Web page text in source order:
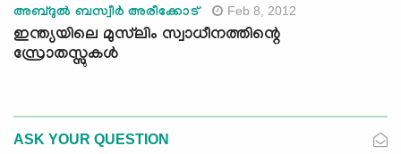
അബ്ദുല്‍ ബസ്വീര്‍ അരീക്കോട്‌ Feb 8, 2012
ഇന്ത്യയിലെ മുസ്‌ലിം സ്വാധീനത്തിന്റെ
സ്രോതസ്സുകള്‍
ASK YOUR QUESTION